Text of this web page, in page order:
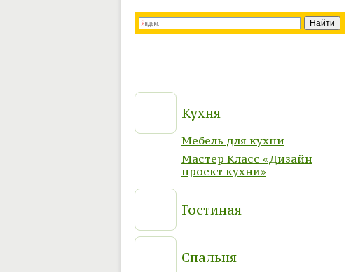
Кухня
Мебель для кухни
Мастер Класс «Дизайн
проект кухни»
Гостиная
Спальня